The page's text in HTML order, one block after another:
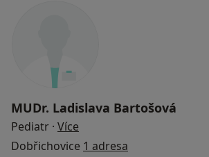
MUDr. Ladislava Bartošová
Pediatr · Více
Dobřichovice 1 adresa